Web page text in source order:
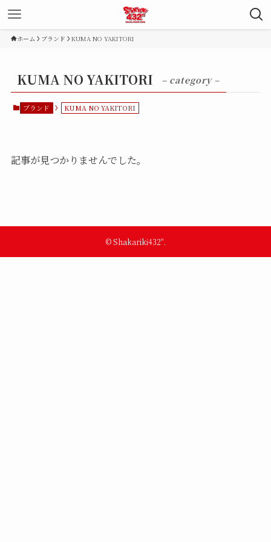
ホーム ブランド KUMA NO YAKITORI
KUMA NO YAKITORI – category –
ブランド KUMA NO YAKITORI
記事が見つかりませんでした。
©Shakariki432".